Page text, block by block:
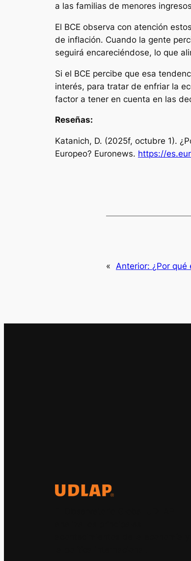
a las familias de menores
El BCE observa con atención
de inflación. Cuando la gente
seguirá encareciéndose, lo que
Si el BCE percibe que esa
interés, para tratar de enfriar la
factor a tener en cuenta en las
Reseñas:
Katanich, D. (2025f, octubre 1).
Europeo? Euronews. https://
« Anterior: ¿Por qué